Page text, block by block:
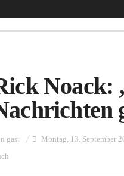
Noack:
gast Montag, 13. September